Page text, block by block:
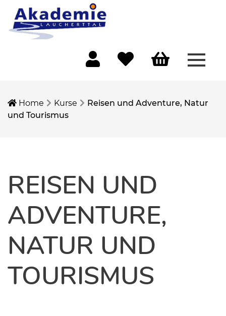
Home Kurse
Reisen und Adventure, Natur
und Tourismus
REISEN UND
ADVENTURE,
NATUR UND
TOURISMUS